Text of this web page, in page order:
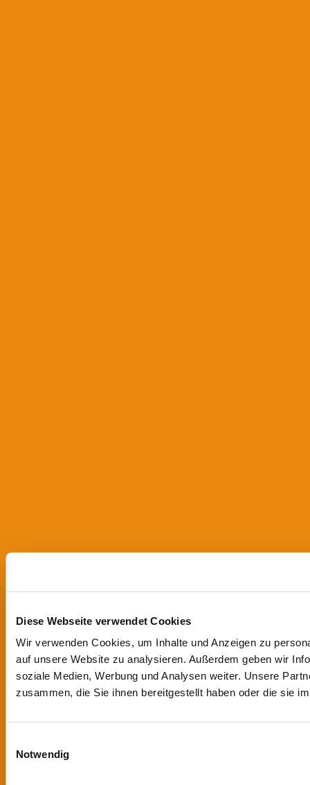
Diese Webseite verwendet Cookies
Wir verwenden Cookies, um Inhalte und Anzeigen zu
auf unsere Website zu analysieren. Außerdem geben wir
soziale Medien, Werbung und Analysen weiter. Unsere
zusammen, die Sie ihnen bereitgestellt haben oder die sie
Notwendig